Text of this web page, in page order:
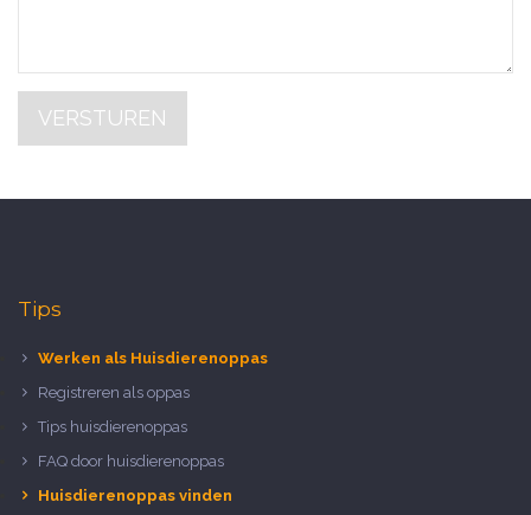
VERSTUREN
Tips
Werken als Huisdierenoppas
Registreren als oppas
Tips huisdierenoppas
FAQ door huisdierenoppas
Huisdierenoppas vinden